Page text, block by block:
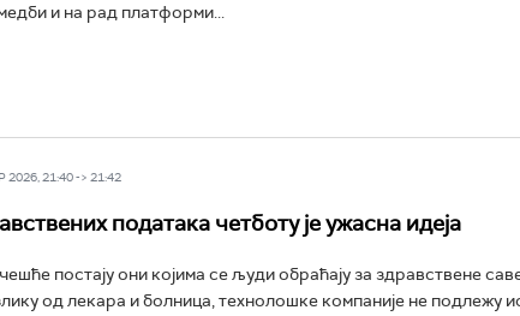
и на рад платформи...
21:40 -> 21:42
података четботу је ужасна идеја
постају они којима се људи обраћају за здравствене
од лекара и болница, технолошке компаније не подлежу